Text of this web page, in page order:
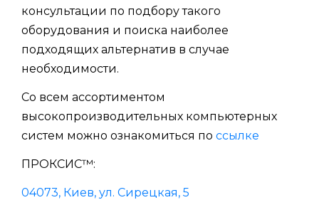
консультации по подбору такого
оборудования и поиска наиболее
подходящих альтернатив в случае
необходимости.
Со всем ассортиментом
высокопроизводительных компьютерных
систем можно ознакомиться по ссылке
ПРОКСИС™:
04073, Киев, ул. Сирецкая, 5